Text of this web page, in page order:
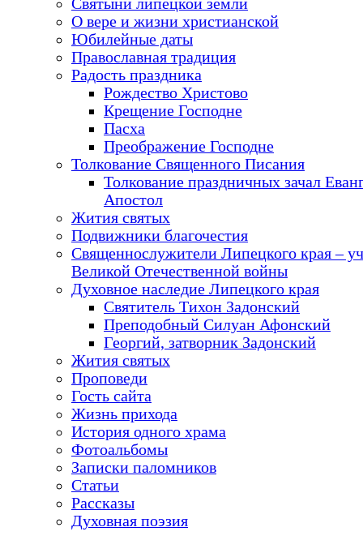
Святыни липецкой земли
О вере и жизни христианской
Юбилейные даты
Православная традиция
Радость праздника
Рождество Христово
Крещение Господне
Пасха
Преображение Господне
Толкование Священного Писания
Толкование праздничных зачал
Апостол
Жития святых
Подвижники благочестия
Священнослужители Липецкого края –
Великой Отечественной войны
Духовное наследие Липецкого края
Святитель Тихон Задонский
Преподобный Силуан Афонский
Георгий, затворник Задонский
Жития святых
Проповеди
Гость сайта
Жизнь прихода
История одного храма
Фотоальбомы
Записки паломников
Статьи
Рассказы
Духовная поэзия